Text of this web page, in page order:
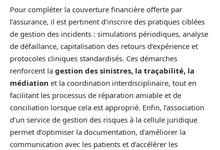
Pour compléter la couverture financière offerte par
l’assurance, il est pertinent d’inscrire des pratiques ciblées
de gestion des incidents : simulations périodiques, analyse
de défaillance, capitalisation des retours d’expérience et
protocoles cliniques standardisés. Ces démarches
renforcent la gestion des sinistres, la traçabilité, la
médiation et la coordination interdisciplinaire, tout en
facilitant les processus de réparation amiable et de
conciliation lorsque cela est approprié. Enfin, l’association
d’un service de gestion des risques à la cellule juridique
permet d’optimiser la documentation, d’améliorer la
communication avec les patients et d’accélérer les